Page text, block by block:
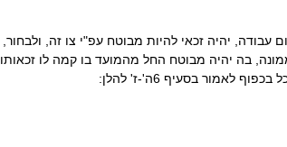
יהיה זכאי להיות מבוטח עפ"י צו זה, ולבחור,
בה יהיה מבוטח החל מהמועד בו קמה לו זכאותו